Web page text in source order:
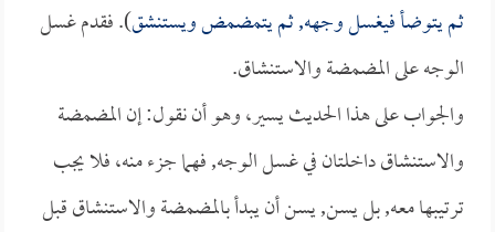
ثم يتوضأ فيغسل وجهه, ثم يتمضمض ويستنشق). فقدم غسل
الوجه على المضمضة والاستنشاق.
والجواب على هذا الحديث يسير، وهو أن نقول: إن المضمضة
والاستنشاق داخلتان في غسل الوجه, فهما جزء منه، فلا يجب
ترتيبها معه, بل يسن, يسن أن يبدأ بالمضمضة والاستنشاق قبل